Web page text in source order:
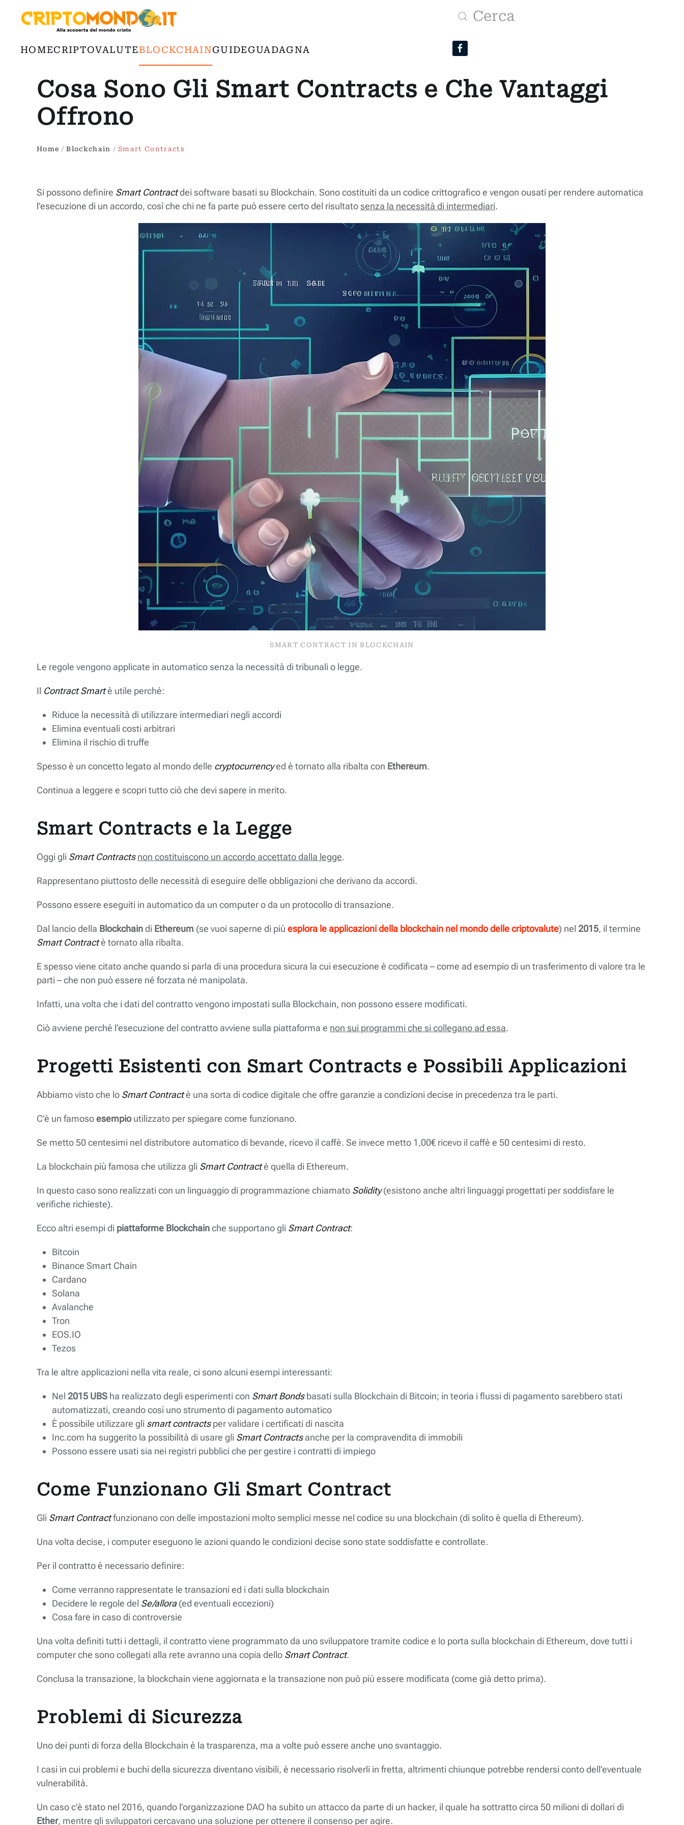
Passa al contenuto principale
HOMECRIPTOVALUTEBLOCKCHAINGUIDEGUADAGNA
Cosa Sono Gli Smart Contracts e Che Vantaggi
Offrono
Home Blockchain Smart Contracts
Si possono definire Smart Contractdei software basati su Blockchain. Sono costituiti da un codice crittografico e vengon ousati per rendere automatica
l’esecuzione di un accordo, così che chi ne fa parte può essere certo del risultatosenza la necessità di intermediari.
SMART CONTRACT IN BLOCKCHAIN
Le regole vengono applicate in automatico senza la necessità di tribunali o legge.
Il Contract Smartè utile perché:
Riduce la necessità di utilizzare intermediari negli accordi
Elimina eventuali costi arbitrari
Elimina il rischio di truffe
Spesso è un concetto legato al mondo delle cryptocurrencyed è tornato alla ribalta con Ethereum.
Continua a leggere e scopri tutto ciò che devi sapere in merito.
Smart Contracts e la Legge
Oggi gli Smart Contracts non costituiscono un accordo accettato dalla legge.
Rappresentano piuttosto delle necessità di eseguire delle obbligazioni che derivano da accordi.
Possono essere eseguiti in automatico da un computer o da un protocollo di transazione.
Dal lancio della Blockchaindi Ethereum (se vuoi saperne di più esplora le applicazioni della blockchain nel mondo delle criptovalute) nel 2015, il termine
Smart Contractè tornato alla ribalta.
E spesso viene citato anche quando si parla di una procedura sicura la cui esecuzione è codificata – come ad esempio di un trasferimento di valore tra le
parti – che non può essere né forzata né manipolata.
Infatti, una volta che i dati del contratto vengono impostati sulla Blockchain, non possono essere modificati.
Ciò avviene perché l’esecuzione del contratto avviene sulla piattaforma e non sui programmi che si collegano ad essa.
Progetti Esistenti con Smart Contracts e Possibili Applicazioni
Abbiamo visto che lo Smart Contractè una sorta di codice digitale che offre garanzie a condizioni decise in precedenza tra le parti.
C’è un famosoesempioutilizzato per spiegare come funzionano.
Se metto 50 centesimi nel distributore automatico di bevande, ricevo il caffè. Se invece metto 1,00€ ricevo il caffè e 50 centesimi di resto.
La blockchain più famosa che utilizza gli Smart Contractè quella di Ethereum.
In questo caso sono realizzati con un linguaggio di programmazione chiamato Solidity(esistono anche altri linguaggi progettati per soddisfare le
verifiche richieste).
Ecco altri esempi di piattaforme Blockchainche supportano gli Smart Contract:
Bitcoin
Binance Smart Chain
Cardano
Solana
Avalanche
Tron
EOS.IO
Tezos
Tra le altre applicazioni nella vita reale, ci sono alcuni esempi interessanti:
Nel 2015 UBS ha realizzato degli esperimenti con Smart Bondsbasati sulla Blockchain di Bitcoin; in teoria i flussi di pagamento sarebbero stati
automatizzati, creando così uno strumento di pagamento automatico
È possibile utilizzare gli smart contractsper validare i certificati di nascita
Inc.com ha suggerito la possibilità di usare gli Smart Contractsanche per la compravendita di immobili
Possono essere usati sia nei registri pubblici che per gestire i contratti di impiego
Come Funzionano Gli Smart Contract
Gli Smart Contractfunzionano con delle impostazioni molto semplici messe nel codice su una blockchain (di solito è quella di Ethereum).
Una volta decise, i computer eseguono le azioni quando le condizioni decise sono state soddisfatte e controllate.
Per il contratto è necessario definire:
Come verranno rappresentate le transazioni ed i dati sulla blockchain
Decidere le regole del Se/allora(ed eventuali eccezioni)
Cosa fare in caso di controversie
Una volta definiti tutti i dettagli, il contratto viene programmato da uno sviluppatore tramite codice e lo porta sulla blockchain di Ethereum, dove tutti i
computer che sono collegati alla rete avranno una copia dello Smart Contract.
Conclusa la transazione, la blockchain viene aggiornata e la transazione non può più essere modificata (come già detto prima).
Problemi di Sicurezza
Uno dei punti di forza della Blockchain è la trasparenza, ma a volte può essere anche uno svantaggio.
I casi in cui problemi e buchi della sicurezza diventano visibili, è necessario risolverli in fretta, altrimenti chiunque potrebbe rendersi conto dell’eventuale
vulnerabilità.
Un caso c’è stato nel 2016, quando l’organizzazione DAO ha subito un attacco da parte di un hacker, il quale ha sottratto circa 50 milioni di dollari di
Ether, mentre gli sviluppatori cercavano una soluzione per ottenere il consenso per agire.